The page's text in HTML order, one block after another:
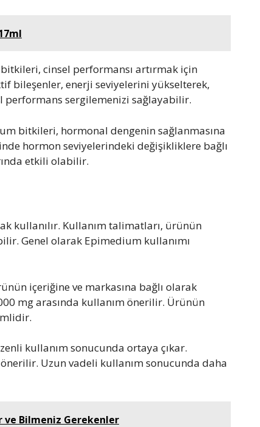
cinsel performansı artırmak için
bileşenler, enerji seviyelerini yükselterek,
performans sergilemenizi sağlayabilir.
bitkileri, hormonal dengenin sağlanmasına
hormon seviyelerindeki değişikliklere bağlı
etkili olabilir.
kullanılır. Kullanım talimatları, ürünün
Genel olarak Epimedium kullanımı
içeriğine ve markasına bağlı olarak
mg arasında kullanım önerilir. Ürünün
kullanım sonucunda ortaya çıkar.
Uzun vadeli kullanım sonucunda daha
ve Bilmeniz Gerekenler